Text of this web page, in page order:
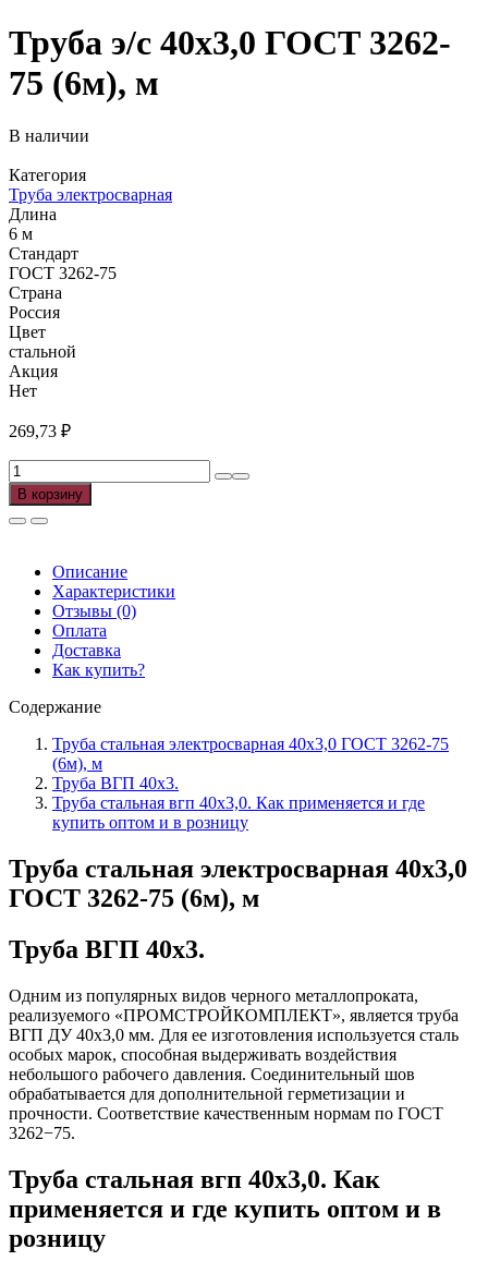
Труба э/с 40х3,0 ГОСТ 3262-
75 (6м), м
В наличии
Категория
Труба электросварная
Длина
6 м
Стандарт
ГОСТ 3262-75
Страна
Россия
Цвет
стальной
Акция
Нет
269,73 ₽
Количество
товара
Труба
э/
40х3,0
ГОСТ
3262-
(6м),
В корзину
Описание
Характеристики
Отзывы (0)
Оплата
Доставка
Как купить?
Содержание
Труба стальная электросварная 40х3,0 ГОСТ 3262-75
(6м), м
Труба ВГП 40х3.
Труба стальная вгп 40х3,0. Как применяется и где
купить оптом и в розницу
Труба стальная электросварная 40х3,0
ГОСТ 3262-75 (6м), м
Труба ВГП 40х3.
Одним из популярных видов черного металлопроката,
реализуемого «ПРОМСТРОЙКОМПЛЕКТ», является труба
ВГП ДУ 40х3,0 мм. Для ее изготовления используется сталь
особых марок, способная выдерживать воздействия
небольшого рабочего давления. Соединительный шов
обрабатывается для дополнительной герметизации и
прочности. Соответствие качественным нормам по ГОСТ
3262−75.
Труба стальная вгп 40х3,0. Как
применяется и где купить оптом и в
розницу